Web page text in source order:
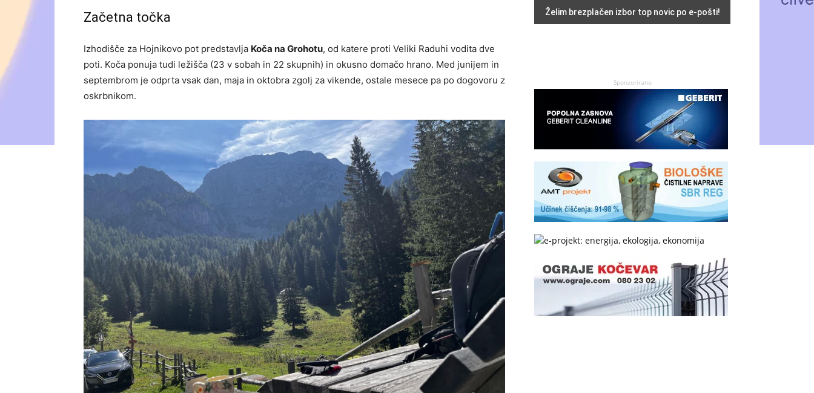
Začetna točka
Izhodišče za Hojnikovo pot predstavlja Koča na Grohotu, od katere proti Veliki Raduhi vodita dve
poti. Koča ponuja tudi ležišča (23 v sobah in 22 skupnih) in okusno domačo hrano. Med junijem in
septembrom je odprta vsak dan, maja in oktobra zgolj za vikende, ostale mesece pa po dogovoru z
oskrbnikom.
Sponzorirano